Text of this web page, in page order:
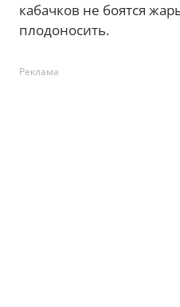
кабачков не боятся
плодоносить.
Реклама